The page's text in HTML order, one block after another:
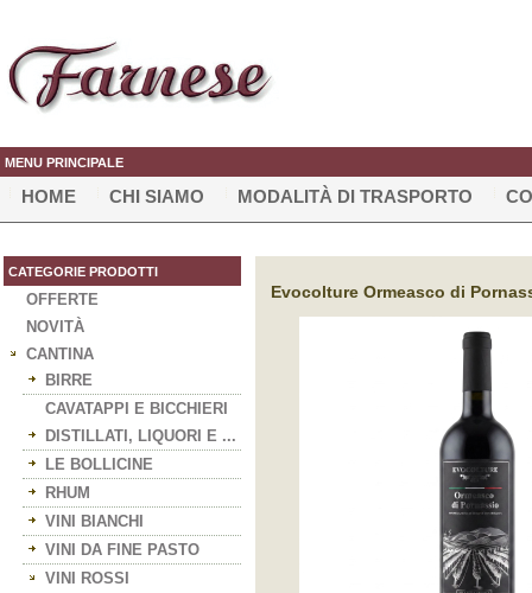
MENU PRINCIPALE
HOME CHI SIAMO MODALITÀ DI TRASPORTO
CATEGORIE PRODOTTI
OFFERTE
NOVITÀ
CANTINA
BIRRE
CAVATAPPI E BICCHIERI
DISTILLATI, LIQUORI E ...
LE BOLLICINE
RHUM
VINI BIANCHI
VINI DA FINE PASTO
VINI ROSSI
Evocolture Ormeasco di